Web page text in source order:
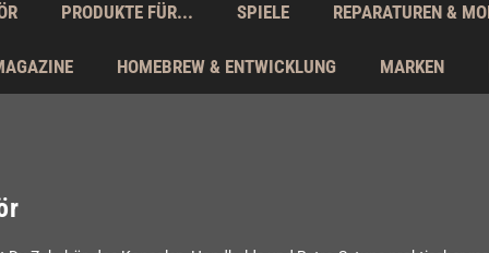
PRODUKTE FÜR... SPIELE REPARATUREN &
HOMEBREW & ENTWICKLUNG MARKEN